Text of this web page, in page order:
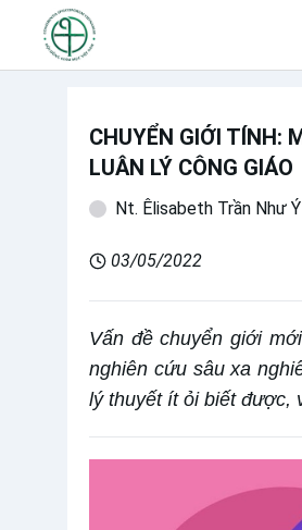
CHUYỂN GIỚI TÍNH:
LUÂN LÝ CÔNG GIÁO
Nt. Êlisabeth Trần Như
03/05/2022
Vấn đề chuyển giới
nghiên cứu sâu xa
lý thuyết ít ỏi biết được,